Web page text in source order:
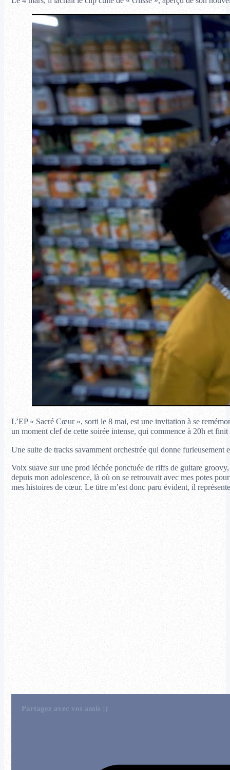
L’EP « Sacré Cœur », sorti le 8 mai, est une invitation à se
un moment clef de cette soirée intense, qui commence à 20h et finit
Une suite de tracks savamment orchestrée qui donne
Voix suave sur une prod léchée ponctuée de riffs de guitare
depuis mon adolescence, là où on se retrouvait avec mes potes
mes histoires de cœur. Le titre m’est donc paru évident, il
Partagez avec vos amis :)